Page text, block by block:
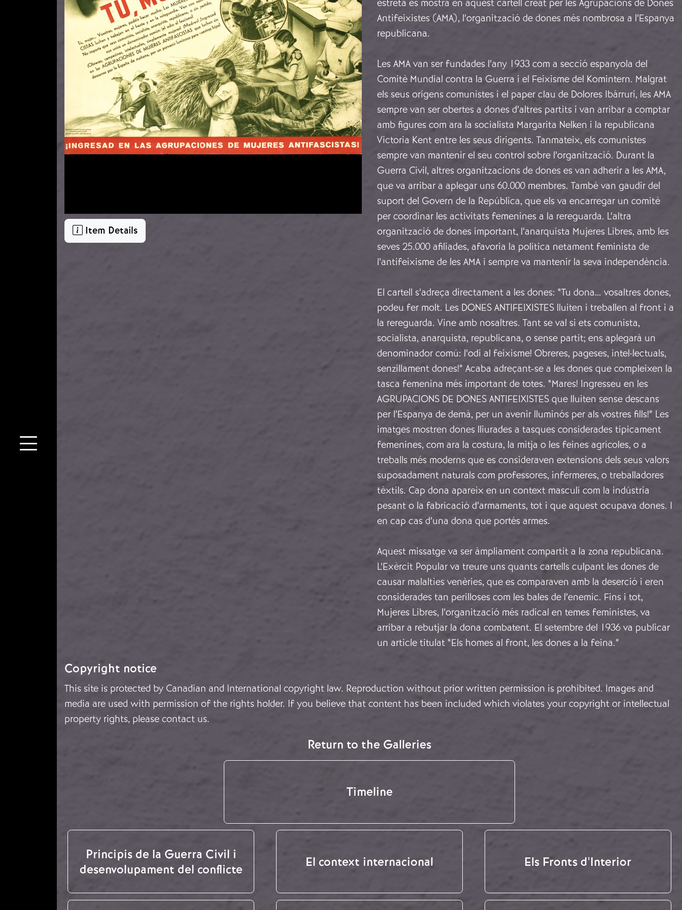
Item Details
estreta es mostra en aquest cartell creat per les Agrupacions de Dones
Antifeixistes (AMA), l’organització de dones més nombrosa a l’Espanya
republicana.
Les AMA van ser fundades l’any 1933 com a secció espanyola del
Comitè Mundial contra la Guerra i el Feixisme del Komintern. Malgrat
els seus orígens comunistes i el paper clau de Dolores Ibárruri, les AMA
sempre van ser obertes a dones d’altres partits i van arribar a comptar
amb figures com ara la socialista Margarita Nelken i la republicana
Victoria Kent entre les seus dirigents. Tanmateix, els comunistes
sempre van mantenir el seu control sobre l’organització. Durant la
Guerra Civil, altres organitzacions de dones es van adherir a les AMA,
que va arribar a aplegar uns 60.000 membres. També van gaudir del
suport del Govern de la República, que els va encarregar un comitè
per coordinar les activitats femenines a la rereguarda. L’altra
organització de dones important, l’anarquista Mujeres Libres, amb les
seves 25.000 afiliades, afavoria la política netament feminista de
l’antifeixisme de les AMA i sempre va mantenir la seva independència.
El cartell s’adreça directament a les dones: “Tu dona… vosaltres dones,
podeu fer molt. Les DONES ANTIFEIXISTES lluiten i treballen al front i a
la rereguarda. Vine amb nosaltres. Tant se val si ets comunista,
socialista, anarquista, republicana, o sense partit; ens aplegarà un
denominador comú: l’odi al feixisme! Obreres, pageses, intel·lectuals,
senzillament dones!” Acaba adreçant-se a les dones que compleixen la
tasca femenina més important de totes. “Mares! Ingresseu en les
AGRUPACIONS DE DONES ANTIFEIXISTES que lluiten sense descans
per l’Espanya de demà, per un avenir lluminós per als vostres fills!” Les
imatges mostren dones lliurades a tasques considerades típicament
femenines, com ara la costura, la mitja o les feines agrícoles, o a
treballs més moderns que es consideraven extensions dels seus valors
suposadament naturals com professores, infermeres, o treballadores
tèxtils. Cap dona apareix en un context masculí com la indústria
pesant o la fabricació d’armaments, tot i que aquest ocupava dones. I
en cap cas d’una dona que portés armes.
Aquest missatge va ser àmpliament compartit a la zona republicana.
L’Exèrcit Popular va treure uns quants cartells culpant les dones de
causar malalties venèries, que es comparaven amb la deserció i eren
considerades tan perilloses com les bales de l’enemic. Fins i tot,
Mujeres Libres, l’organització més radical en temes feministes, va
arribar a rebutjar la dona combatent. El setembre del 1936 va publicar
un article titulat “Els homes al front, les dones a la feina.”
Copyright notice
This site is protected by Canadian and International copyright law. Reproduction without prior written permission is prohibited. Images and
media are used with permission of the rights holder. If you believe that content has been included which violates your copyright or intellectual
property rights, please contact us.
Return to the Galleries
Timeline
Principis de la Guerra Civil i
desenvolupament del conflicte
El context internacional Els Fronts d'Interior